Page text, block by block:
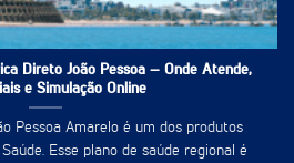
Direto João Pessoa – Onde Atende,
e Simulação Online
Pessoa Amarelo é um dos produtos
Esse plano de saúde regional é